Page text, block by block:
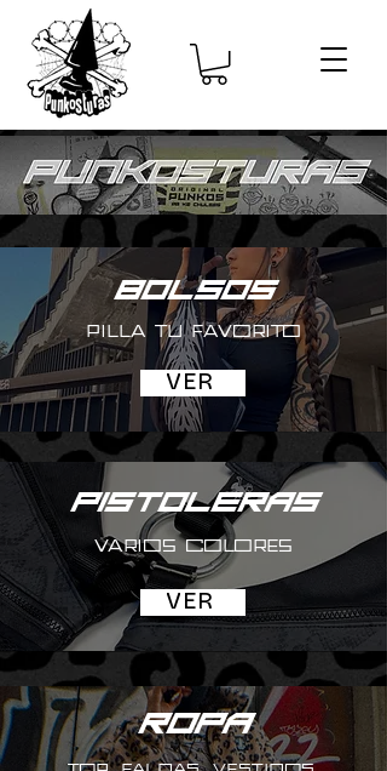
BOLSOS
PILLA TU FAVORITO
VER
PISTOLERAS
VARIOS COLORES
VER
ROPA